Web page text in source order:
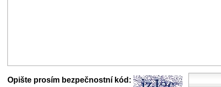
Opište prosím bezpečnostní kód: